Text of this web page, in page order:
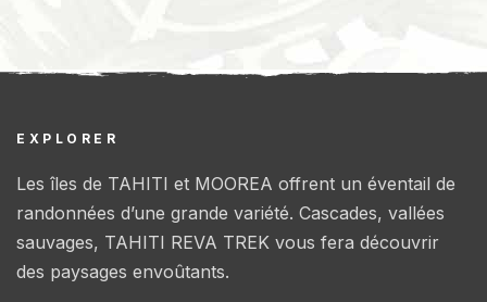
EXPLORER
Les îles de TAHITI et MOOREA offrent un éventail de
randonnées d’une grande variété. Cascades, vallées
sauvages, TAHITI REVA TREK vous fera découvrir
des paysages envoûtants.